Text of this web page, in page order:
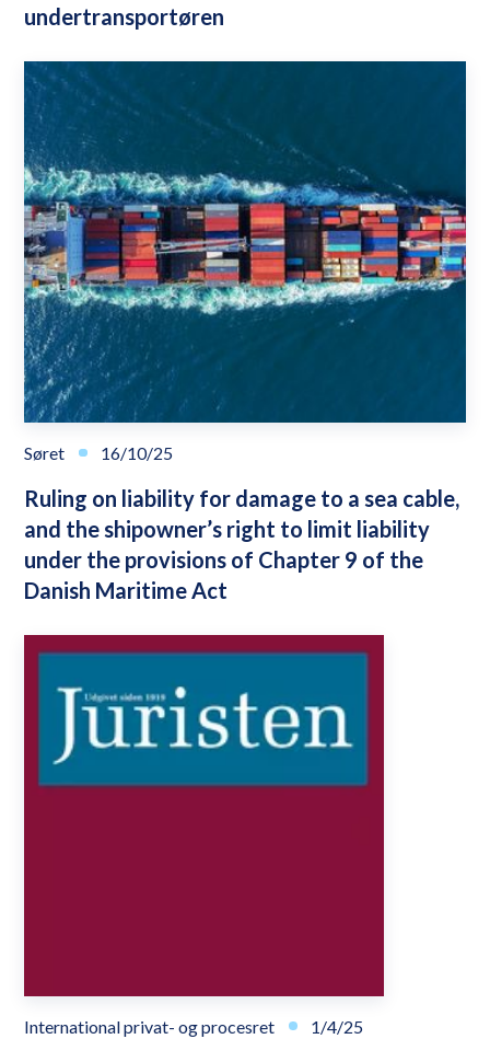
undertransportøren
Søret 16/10/25
Ruling on liability for damage to a sea cable,
and the shipowner’s right to limit liability
under the provisions of Chapter 9 of the
Danish Maritime Act
International privat- og procesret 1/4/25